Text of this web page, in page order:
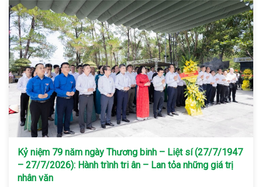
Kỷ niệm 79 năm ngày Thương binh – Liệt sí (27/7/1947
– 27/7/2026): Hành trình tri ân – Lan tỏa những giá trị
nhân văn